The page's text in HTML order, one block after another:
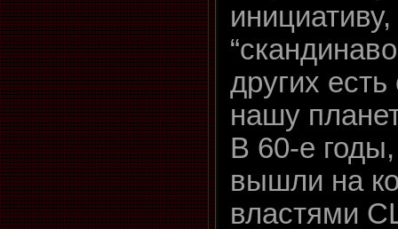
других
нашу
В 60-е годы,
вышли на
властями